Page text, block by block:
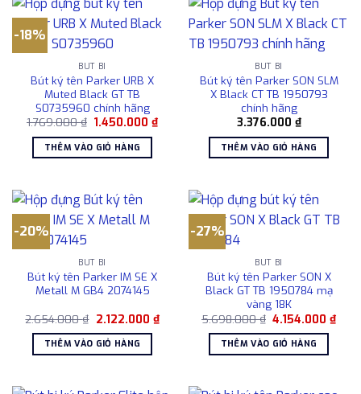
-18%
BÚT BI
Bút ký tên Parker URB X
Muted Black GT TB
S0735960 chính hãng
1.769.000₫ Giá
là:
1.769.000 ₫.
1.450.000₫Giá
hiện
1.450.000 ₫.
THÊM VÀO GIỎ HÀNG
BÚT BI
Bút ký tên Parker SON SLM
X Black CT TB 1950793
chính hãng
3.376.000 ₫
THÊM VÀO GIỎ HÀNG
-20%
BÚT BI
Bút ký tên Parker IM SE X
Metall M GB4 2074145
2.654.000₫ Giá
là:
2.654.000 ₫.
2.122.000 ₫Giá
hiện
2.122.000 ₫.
THÊM VÀO GIỎ HÀNG
-27%
BÚT BI
Bút ký tên Parker SON X
Black GT TB 1950784 mạ
vàng 18K
5.698.000₫ Giá
là:
5.698.000 ₫.
4.154.000₫Giá
hiện
THÊM VÀO GIỎ HÀNG